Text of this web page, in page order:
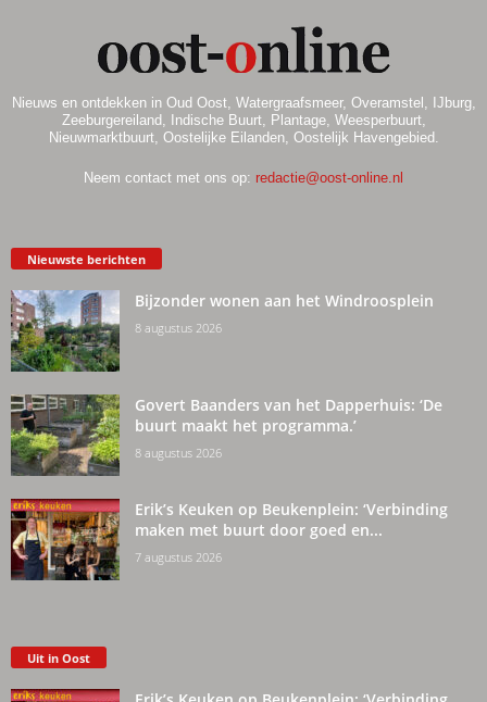
Nieuws en ontdekken in Oud Oost, Watergraafsmeer, Overamstel, IJburg,
Zeeburgereiland, Indische Buurt, Plantage, Weesperbuurt,
Nieuwmarktbuurt, Oostelijke Eilanden, Oostelijk Havengebied.
Neem contact met ons op: redactie@oost-online.nl
Nieuwste berichten
Bijzonder wonen aan het Windroosplein
8 augustus 2026
Govert Baanders van het Dapperhuis: ‘De
buurt maakt het programma.’
8 augustus 2026
Erik’s Keuken op Beukenplein: ‘Verbinding
maken met buurt door goed en...
7 augustus 2026
Uit in Oost